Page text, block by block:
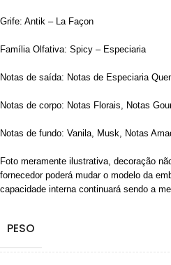
Grife: Antik – La Façon
Família Olfativa: Spicy – Especiaria
Notas de saída: Notas de Especiaria
Notas de corpo: Notas Florais, Notas
Notas de fundo: Vanila, Musk, Notas
Foto meramente ilustrativa, decoração
fornecedor poderá mudar o modelo da
capacidade interna continuará sendo a
PESO